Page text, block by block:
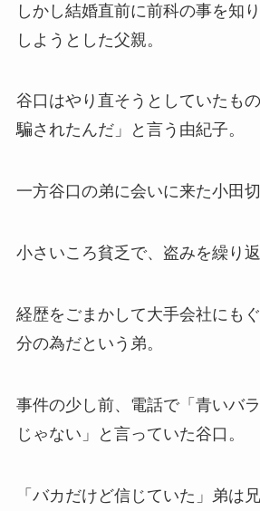
しかし結婚直前に前科の事を知
しようとした父親。
谷口はやり直そうとしていたも
騙されたんだ」と言う由紀子。
一方谷口の弟に会いに来た小田切
小さいころ貧乏で、盗みを繰り
経歴をごまかして大手会社にも
分の為だという弟。
事件の少し前、電話で「青いバ
じゃない」と言っていた谷口。
「バカだけど信じていた」弟は